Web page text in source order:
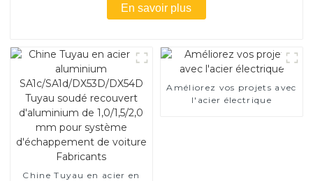
En savoir plus
Chine Tuyau en acier en
Améliorez vos projets avec
l'acier électrique